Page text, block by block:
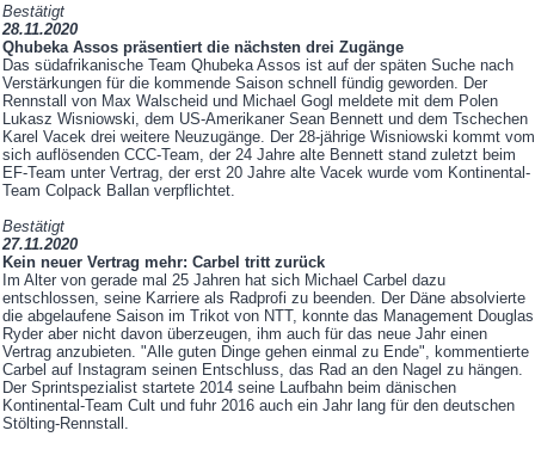
Bestätigt
28.11.2020
Qhubeka Assos präsentiert die nächsten drei Zugänge
Das südafrikanische Team Qhubeka Assos ist auf der späten Suche nach
Verstärkungen für die kommende Saison schnell fündig geworden. Der
Rennstall von Max Walscheid und Michael Gogl meldete mit dem Polen
Lukasz Wisniowski, dem US-Amerikaner Sean Bennett und dem Tschechen
Karel Vacek drei weitere Neuzugänge. Der 28-jährige Wisniowski kommt vom
sich auflösenden CCC-Team, der 24 Jahre alte Bennett stand zuletzt beim
EF-Team unter Vertrag, der erst 20 Jahre alte Vacek wurde vom Kontinental-
Team Colpack Ballan verpflichtet.
Bestätigt
27.11.2020
Kein neuer Vertrag mehr: Carbel tritt zurück
Im Alter von gerade mal 25 Jahren hat sich Michael Carbel dazu
entschlossen, seine Karriere als Radprofi zu beenden. Der Däne absolvierte
die abgelaufene Saison im Trikot von NTT, konnte das Management Douglas
Ryder aber nicht davon überzeugen, ihm auch für das neue Jahr einen
Vertrag anzubieten. "Alle guten Dinge gehen einmal zu Ende", kommentierte
Carbel auf Instagram seinen Entschluss, das Rad an den Nagel zu hängen.
Der Sprintspezialist startete 2014 seine Laufbahn beim dänischen
Kontinental-Team Cult und fuhr 2016 auch ein Jahr lang für den deutschen
Stölting-Rennstall.